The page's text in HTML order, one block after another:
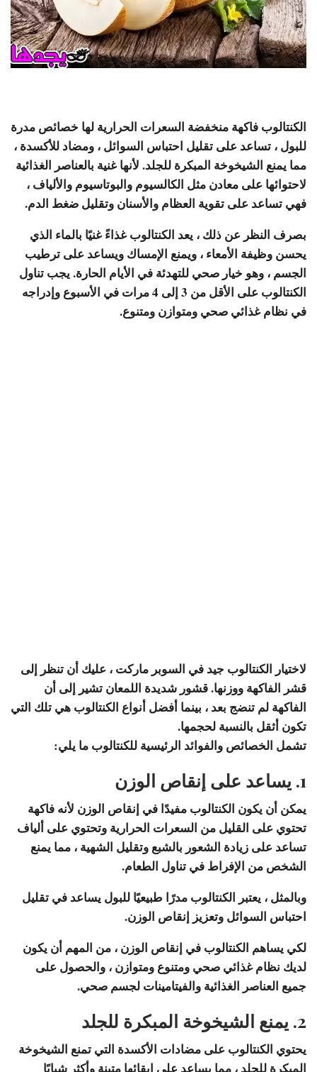
الكنتالوب فاكهة منخفضة السعرات الحرارية لها خصائص مدرة
للبول ، تساعد على تقليل احتباس السوائل ، ومضاد للأكسدة ،
مما يمنع الشيخوخة المبكرة للجلد. لأنها غنية بالعناصر الغذائية
لاحتوائها على معادن مثل الكالسيوم والبوتاسيوم والألياف ،
فهي تساعد على تقوية العظام والأسنان وتقليل ضغط الدم.
بصرف النظر عن ذلك ، يعد الكنتالوب غذاءً غنيًا بالماء الذي
يحسن وظيفة الأمعاء ، ويمنع الإمساك ويساعد على ترطيب
الجسم ، وهو خيار صحي للتهدئة في الأيام الحارة. يجب تناول
الكنتالوب على الأقل من 3 إلى 4 مرات في الأسبوع وإدراجه
في نظام غذائي صحي ومتوازن ومتنوع.
لاختيار الكنتالوب جيد في السوبر ماركت ، عليك أن تنظر إلى
قشر الفاكهة ووزنها. قشور شديدة اللمعان تشير إلى أن
الفاكهة لم تنضج بعد ، بينما أفضل أنواع الكنتالوب هي تلك التي
تكون أثقل بالنسبة لحجمها.
تشمل الخصائص والفوائد الرئيسية للكنتالوب ما يلي:
1. يساعد على إنقاص الوزن
يمكن أن يكون الكنتالوب مفيدًا في إنقاص الوزن لأنه فاكهة
تحتوي على القليل من السعرات الحرارية وتحتوي على ألياف
تساعد على زيادة الشعور بالشبع وتقليل الشهية ، مما يمنع
الشخص من الإفراط في تناول الطعام.
وبالمثل ، يعتبر الكنتالوب مدرًا طبيعيًا للبول يساعد في تقليل
احتباس السوائل وتعزيز إنقاص الوزن.
لكي يساهم الكنتالوب في إنقاص الوزن ، من المهم أن يكون
لديك نظام غذائي صحي ومتنوع ومتوازن ، والحصول على
جميع العناصر الغذائية والفيتامينات لجسم صحي.
2. يمنع الشيخوخة المبكرة للجلد
يحتوي الكنتالوب على مضادات الأكسدة التي تمنع الشيخوخة
المبكرة للجلد ، مما يساعد على إبقائها متينة وأكثر شبابًا